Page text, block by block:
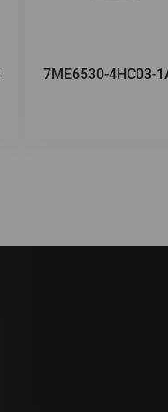
7ME6530-4HC03-